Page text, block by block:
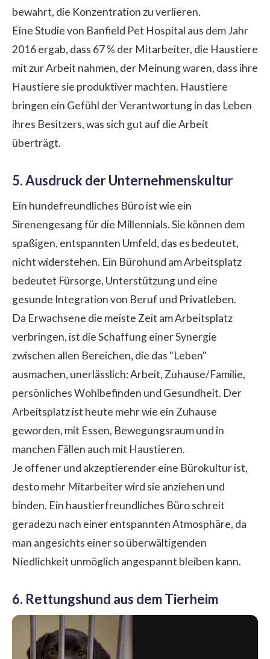
bewahrt, die Konzentration zu verlieren.
Eine Studie von Banfield Pet Hospital aus dem Jahr
2016 ergab, dass 67 % der Mitarbeiter, die Haustiere
mit zur Arbeit nahmen, der Meinung waren, dass ihre
Haustiere sie produktiver machten. Haustiere
bringen ein Gefühl der Verantwortung in das Leben
ihres Besitzers, was sich gut auf die Arbeit
überträgt.
5. Ausdruck der Unternehmenskultur
Ein hundefreundliches Büro ist wie ein
Sirenengesang für die Millennials. Sie können dem
spaßigen, entspannten Umfeld, das es bedeutet,
nicht widerstehen. Ein Bürohund am Arbeitsplatz
bedeutet Fürsorge, Unterstützung und eine
gesunde Integration von Beruf und Privatleben.
Da Erwachsene die meiste Zeit am Arbeitsplatz
verbringen, ist die Schaffung einer Synergie
zwischen allen Bereichen, die das "Leben"
ausmachen, unerlässlich: Arbeit, Zuhause/Familie,
persönliches Wohlbefinden und Gesundheit. Der
Arbeitsplatz ist heute mehr wie ein Zuhause
geworden, mit Essen, Bewegungsraum und in
manchen Fällen auch mit Haustieren.
Je offener und akzeptierender eine Bürokultur ist,
desto mehr Mitarbeiter wird sie anziehen und
binden. Ein haustierfreundliches Büro schreit
geradezu nach einer entspannten Atmosphäre, da
man angesichts einer so überwältigenden
Niedlichkeit unmöglich angespannt bleiben kann.
6. Rettungshund aus dem Tierheim